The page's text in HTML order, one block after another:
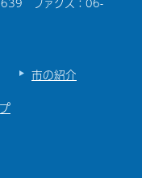
ファクス：06-
市の紹介